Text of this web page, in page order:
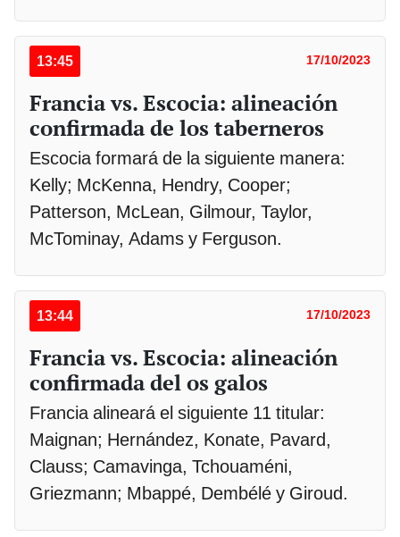
13:45 17/10/2023
Francia vs. Escocia: alineación
confirmada de los taberneros
Escocia formará de la siguiente manera:
Kelly; McKenna, Hendry, Cooper;
Patterson, McLean, Gilmour, Taylor,
McTominay, Adams y Ferguson.
13:44 17/10/2023
Francia vs. Escocia: alineación
confirmada del os galos
Francia alineará el siguiente 11 titular:
Maignan; Hernández, Konate, Pavard,
Clauss; Camavinga, Tchouaméni,
Griezmann; Mbappé, Dembélé y Giroud.